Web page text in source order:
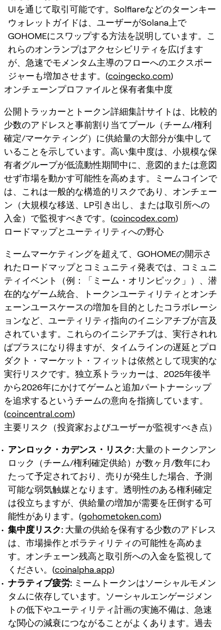
UIを通じて取引可能です。Solflareなどのターンキー
ウォレットガイドは、ユーザーがSolana上で
GOHOMEにスワップする方法を説明しています。こ
れらのオンランプはアクセシビリティを広げます
が、急速でモメンタム主導のフローへのエクスポー
ジャーも増加させます。(coingecko.com)
オンチェーンプロファイルと保有者集中度
公開トラッカーとトークン詳細集計サイトは、比較的
少数のアドレスと事前割り当てプール（チーム/権利
確定/マーケティング）に供給量の大部分が集中して
いることを示しています。高い集中度は、小規模な保
有者グループが低流動性期間中に、意図的または意図
せず市場を動かす可能性を高めます。ミームコインで
は、これは一般的な構造的リスクであり、オンチェー
ン（大規模な移送、LP引き出し、または取引所への
入金）で監視すべきです。(coincodex.com)
ロードマップとユーティリティへの野心
ミームマーケティングを超えて、GOHOMEの開示さ
れたロードマップとコミュニティ発表では、コミュニ
ティイベント（例：「ミーム・オリンピック」）、潜
在的なゲーム統合、トークンユーティリティとオンチ
ェーンユースケースの増加を目的としたコラボレーシ
ョンなど、ユーティリティ指向のイニシアチブが言及
されています。これらのイニシアチブは、実行されれ
ばプラスになり得ますが、タイムラインの遅延とプロ
ダクト・マーケット・フィットは依然として現実的な
実行リスクです。独立系トラッカーは、2025年後半
から2026年にかけてゲームと追加パートナーシップ
を追求するというチームの意向を指摘しています。
(coincentral.com)
主要リスク（投資家およびユーザーが監視すべき点）
アンロック・カデンス・リスク: 大量のトークンアン
ロック（チーム/権利確定供給）が数ヶ月/数年にわ
たって予定されており、売りが発生した場合、予測
可能な弱気触媒となります。透明性のある権利確定
は役立ちますが、供給量の増加が需要を圧倒する可
能性があります。(gohometoken.com)
集中度リスク: 大量の供給を保有する少数のアドレス
は、市場操作とボラティリティの可能性を高めま
す。オンチェーン残高と取引所への入金を監視して
ください。(coinalpha.app)
ナラティブ疲労: ミームトークンはソーシャルモメン
タムに依存しています。ソーシャルエンゲージメン
トの低下やユーティリティ計画の実施不備は、急速
な関心の減衰につながることがよくあります。過去